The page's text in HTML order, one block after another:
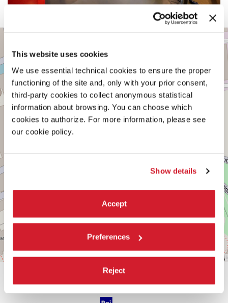
This website uses cookies
We use essential technical cookies to ensure the proper
functioning of the site and, only with your prior consent,
third-party cookies to collect anonymous statistical
information about browsing. You can choose which
cookies to authorize. For more information, please see
our cookie policy.
Show details
Accept
Preferences
Reject
BIENNALE
CALLE
PALUDO
SANT’ANTONIO
30122
VENEZIA
5218939
Leaflet| ©OpenStreetMapcontributors